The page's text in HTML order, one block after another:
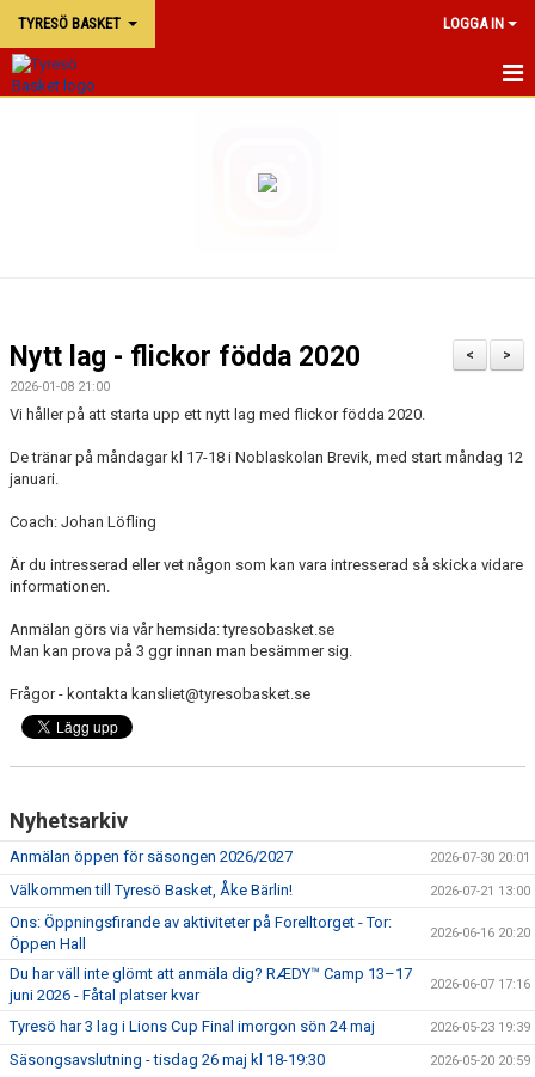
TYRESÖ BASKET LOGGA IN
DOKUMENT
>
<
Nytt lag - flickor födda 2020
2026-01-08 21:00
Vi håller på att starta upp ett nytt lag med flickor födda 2020.
De tränar på måndagar kl 17-18 i Noblaskolan Brevik, med start måndag 12
januari.
Coach: Johan Löfling
Är du intresserad eller vet någon som kan vara intresserad så skicka vidare
informationen.
Anmälan görs via vår hemsida: tyresobasket.se
Man kan prova på 3 ggr innan man besämmer sig.
Frågor - kontakta kansliet@tyresobasket.se
Nyhetsarkiv
Anmälan öppen för säsongen 2026/2027 2026-07-30 20:01
Välkommen till Tyresö Basket, Åke Bärlin! 2026-07-21 13:00
Ons: Öppningsfirande av aktiviteter på Forelltorget - Tor:
Öppen Hall
2026-06-16 20:20
Du har väll inte glömt att anmäla dig? RÆDY™ Camp 13–17
juni 2026 - Fåtal platser kvar
2026-06-07 17:16
Tyresö har 3 lag i Lions Cup Final imorgon sön 24 maj 2026-05-23 19:39
Säsongsavslutning - tisdag 26 maj kl 18-19:30 2026-05-20 20:59